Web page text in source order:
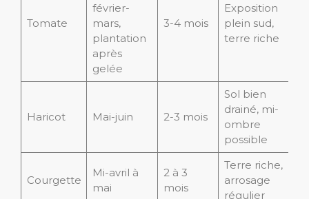
Tomate
février-
mars,
plantation
après
gelée
3-4 mois
Exposition
plein sud,
terre riche
Haricot Mai-juin 2-3 mois
Sol bien
drainé, mi-
ombre
possible
Courgette
Mi-avril à
mai
2 à 3
mois
Terre riche,
arrosage
régulier